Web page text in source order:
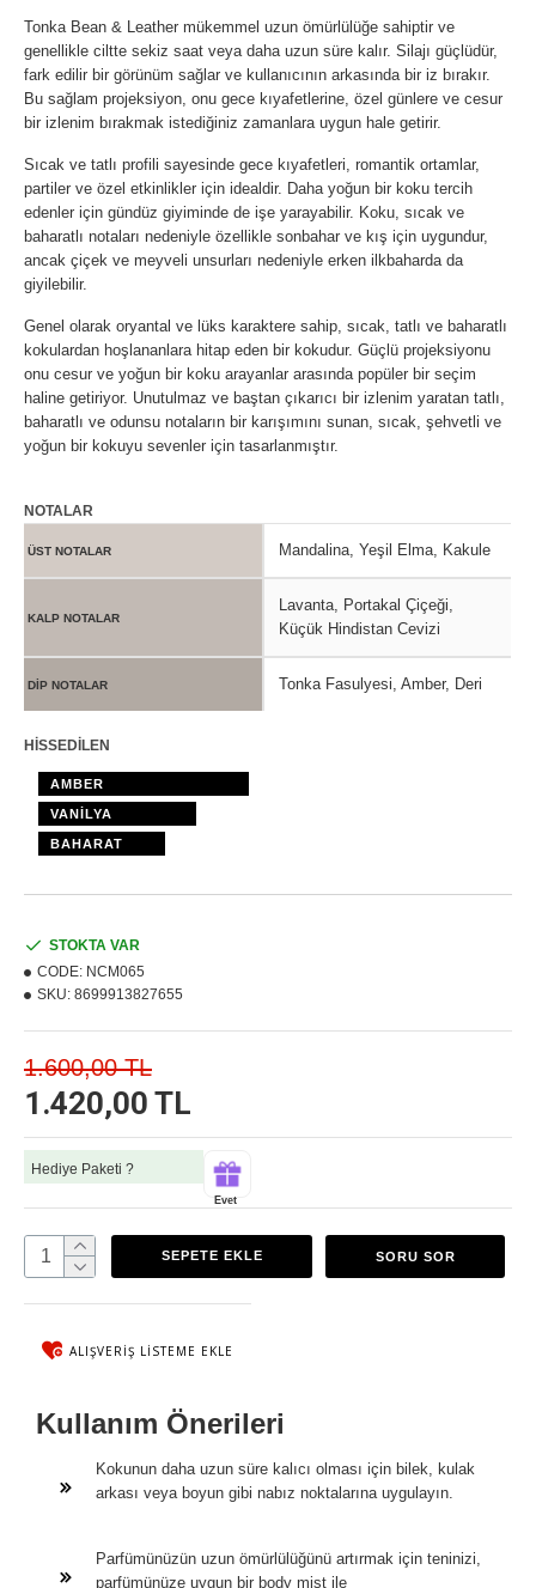
Tonka Bean & Leather mükemmel uzun ömürlülüğe sahiptir ve
genellikle ciltte sekiz saat veya daha uzun süre kalır. Silajı güçlüdür,
fark edilir bir görünüm sağlar ve kullanıcının arkasında bir iz bırakır.
Bu sağlam projeksiyon, onu gece kıyafetlerine, özel günlere ve cesur
bir izlenim bırakmak istediğiniz zamanlara uygun hale getirir.
Sıcak ve tatlı profili sayesinde gece kıyafetleri, romantik ortamlar,
partiler ve özel etkinlikler için idealdir. Daha yoğun bir koku tercih
edenler için gündüz giyiminde de işe yarayabilir. Koku, sıcak ve
baharatlı notaları nedeniyle özellikle sonbahar ve kış için uygundur,
ancak çiçek ve meyveli unsurları nedeniyle erken ilkbaharda da
giyilebilir.
Genel olarak oryantal ve lüks karaktere sahip, sıcak, tatlı ve baharatlı
kokulardan hoşlananlara hitap eden bir kokudur. Güçlü projeksiyonu
onu cesur ve yoğun bir koku arayanlar arasında popüler bir seçim
haline getiriyor. Unutulmaz ve baştan çıkarıcı bir izlenim yaratan tatlı,
baharatlı ve odunsu notaların bir karışımını sunan, sıcak, şehvetli ve
yoğun bir kokuyu sevenler için tasarlanmıştır.
NOTALAR
ÜST NOTALAR Mandalina, Yeşil Elma, Kakule
KALP NOTALAR
Lavanta, Portakal Çiçeği,
Küçük Hindistan Cevizi
DİP NOTALAR Tonka Fasulyesi, Amber, Deri
HİSSEDİLEN
AMBER
VANİLYA
BAHARAT
1.420,00 TL
1.600,00 TL
STOKTA VAR
CODE: NCM065
SKU: 8699913827655
Hediye Paketi ?
Evet
SEPETE EKLE SORU SOR
ALIŞVERIŞ LISTEME EKLE
Kullanım Önerileri
Kokunun daha uzun süre kalıcı olması için bilek, kulak
arkası veya boyun gibi nabız noktalarına uygulayın.
Parfümünüzün uzun ömürlülüğünü artırmak için teninizi,
parfümünüze uygun bir body mist ile